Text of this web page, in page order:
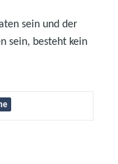
sein und der
sein, besteht kein